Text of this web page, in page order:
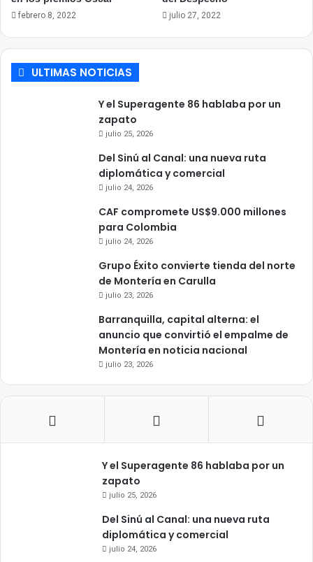
febrero 8, 2022 julio 27, 2022
ULTIMAS NOTICIAS
Y el Superagente 86 hablaba por un
zapato
julio 25, 2026
Del Sinú al Canal: una nueva ruta
diplomática y comercial
julio 24, 2026
CAF compromete US$9.000 millones
para Colombia
julio 24, 2026
Grupo Éxito convierte tienda del norte
de Montería en Carulla
julio 23, 2026
Barranquilla, capital alterna: el
anuncio que convirtió el empalme de
Montería en noticia nacional
julio 23, 2026
Y el Superagente 86 hablaba por un
zapato
julio 25, 2026
Del Sinú al Canal: una nueva ruta
diplomática y comercial
julio 24, 2026